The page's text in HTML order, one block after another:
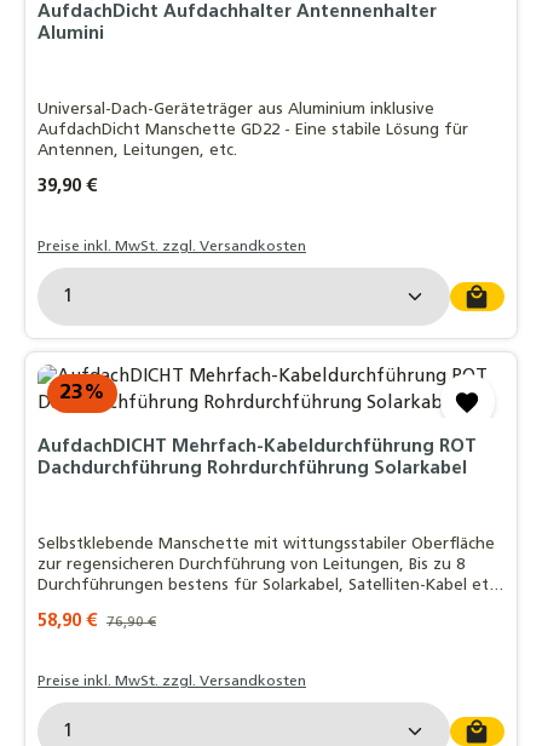
AufdachDicht Aufdachhalter Antennenhalter
Alumini
Universal-Dach-Geräteträger aus Aluminium inklusive
AufdachDicht Manschette GD22 - Eine stabile Lösung für
Antennen, Leitungen, etc.
Regulärer Preis:
39,90 €
Preise inkl. MwSt. zzgl. Versandkosten
Produkt Anzahl: Gib den gewünschten Wert
23%
AufdachDICHT Mehrfach-Kabeldurchführung ROT
Dachdurchführung Rohrdurchführung Solarkabel
Selbstklebende Manschette mit wittungsstabiler Oberfläche
zur regensicheren Durchführung von Leitungen, Bis zu 8
Durchführungen bestens für Solarkabel, Satelliten-Kabel etc.
Witterungsstabil - bleifrei - da
Verkaufspreis:
58,90 € Regulärer Preis:
76,90 €
Preise inkl. MwSt. zzgl. Versandkosten
Produkt Anzahl: Gib den gewünschten Wert